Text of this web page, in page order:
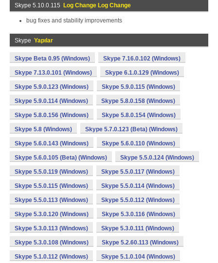
Skype 5.10.0.115 Log Change Log Change
bug fixes and stability improvements
Skype Yapılar
Skype Beta 0.95 (Windows) Skype 7.16.0.102 (Windows)
Skype 7.13.0.101 (Windows) Skype 6.1.0.129 (Windows)
Skype 5.9.0.123 (Windows) Skype 5.9.0.115 (Windows)
Skype 5.9.0.114 (Windows) Skype 5.8.0.158 (Windows)
Skype 5.8.0.156 (Windows) Skype 5.8.0.154 (Windows)
Skype 5.8 (Windows) Skype 5.7.0.123 (Beta) (Windows)
Skype 5.6.0.143 (Windows) Skype 5.6.0.110 (Windows)
Skype 5.6.0.105 (Beta) (Windows) Skype 5.5.0.124 (Windows)
Skype 5.5.0.119 (Windows) Skype 5.5.0.117 (Windows)
Skype 5.5.0.115 (Windows) Skype 5.5.0.114 (Windows)
Skype 5.5.0.113 (Windows) Skype 5.5.0.112 (Windows)
Skype 5.3.0.120 (Windows) Skype 5.3.0.116 (Windows)
Skype 5.3.0.113 (Windows) Skype 5.3.0.111 (Windows)
Skype 5.3.0.108 (Windows) Skype 5.2.60.113 (Windows)
Skype 5.1.0.112 (Windows) Skype 5.1.0.104 (Windows)